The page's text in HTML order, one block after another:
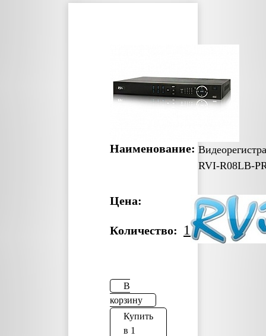
Наименование:
RVI-R08LB-
Цена:
Количество: 1
В
корзину
Купить
в 1